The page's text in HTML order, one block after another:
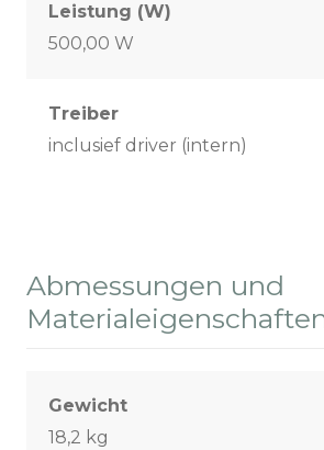
Leistung (W)
500,00 W
Treiber
inclusief driver (intern)
Abmessungen und
Gewicht
18,2 kg